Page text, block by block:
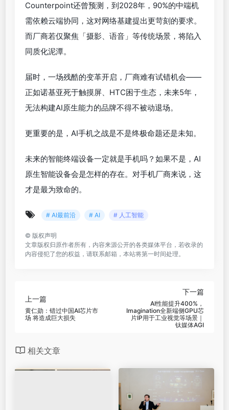
Counterpoint还曾预测，到2028年，90%的中端机
需依赖云端协同，这对网络基建提出更苛刻的要求。
而厂商若仅聚焦「摄影、语音」等传统场景，将陷入
同质化泥潭。
届时，一场残酷的变革开启，厂商难有试错机会——
正如诺基亚死于触摸屏、HTC困于生态，未来5年，
无法构建AI原生能力的品牌不得不被动退场。
更重要的是，AI手机之战是不是终极命题还是未知。
未来的智能终端设备一定就是手机吗？如果不是，AI
原生智能设备会是怎样的存在。对手机厂商来说，这
才是最为致命的。
# AI最前沿 # AI # 人工智能
© 版权声明
文章版权归原作者所有，内容来源公开的各类媒体平台，若收录的
内容侵犯了您的权益，请联系邮箱，本站将第一时间处理。
上一篇
黄仁勋：错过中国AI芯片市
场 将造成巨大损失
下一篇
AI性能提升400%，
Imagination全新端侧GPU芯
片IP用于工业视觉等场景｜
钛媒体AGI
相关文章